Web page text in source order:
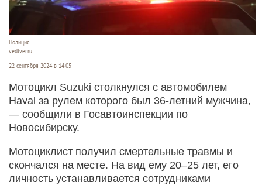
Полиция.
vedtver.ru
22 сентября 2024 в 14:05
Мотоцикл Suzuki столкнулся с автомобилем
Haval за рулем которого был 36-летний мужчина,
— сообщили в Госавтоинспекции по
Новосибирску.
Мотоциклист получил смертельные травмы и
скончался на месте. На вид ему 20–25 лет, его
личность устанавливается сотрудниками